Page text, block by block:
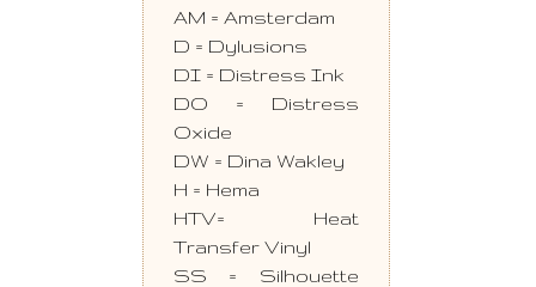
AM = Amsterdam
D = Dylusions
DI = Distress Ink
DO = Distress
Oxide
DW = Dina Wakley
H = Hema
HTV= Heat
Transfer Vinyl
SS = Silhouette